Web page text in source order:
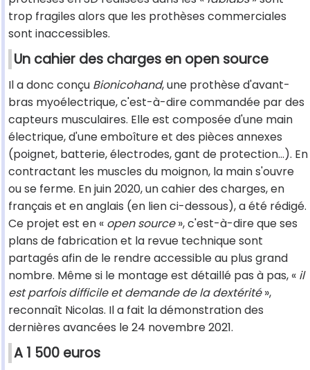
trop fragiles alors que les prothèses commerciales
sont inaccessibles.
Un cahier des charges en open source
Il a donc conçu Bionicohand, une prothèse d'avant-
bras myoélectrique, c'est-à-dire commandée par des
capteurs musculaires. Elle est composée d'une main
électrique, d'une emboîture et des pièces annexes
(poignet, batterie, électrodes, gant de protection…). En
contractant les muscles du moignon, la main s'ouvre
ou se ferme. En juin 2020, un cahier des charges, en
français et en anglais (en lien ci-dessous), a été rédigé.
Ce projet est en « open source», c'est-à-dire que ses
plans de fabrication et la revue technique sont
partagés afin de le rendre accessible au plus grand
nombre. Même si le montage est détaillé pas à pas, « il
est parfois difficile et demande de la dextérité»,
reconnaît Nicolas. Il a fait la démonstration des
dernières avancées le 24 novembre 2021.
A 1 500 euros